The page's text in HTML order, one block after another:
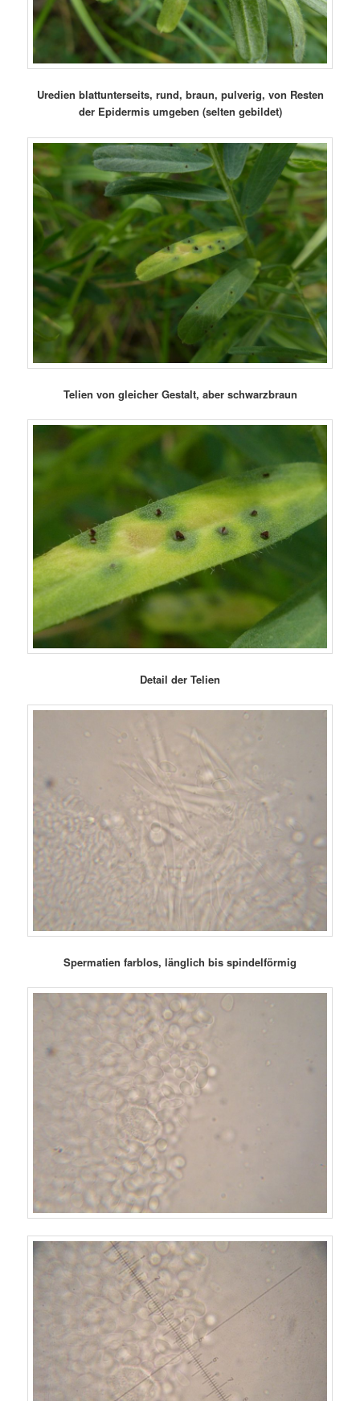
Uredien blattunterseits, rund, braun, pulverig, von Resten
der Epidermis umgeben (selten gebildet)
Telien von gleicher Gestalt, aber schwarzbraun
Detail der Telien
Spermatien farblos, länglich bis spindelförmig